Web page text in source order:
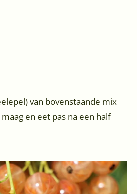
van bovenstaande mix
en eet pas na een half